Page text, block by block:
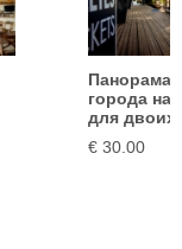
Панорама
города на
для двоих
€ 30.00